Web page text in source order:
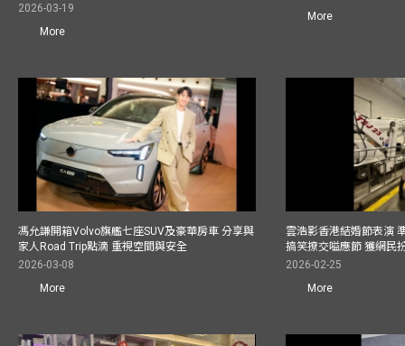
2026-03-19
More
More
馮允謙開箱Volvo旗艦七座SUV及豪華房車 分享與
家人Road Trip點滴 重視空間與安全
2026-03-08
More
雲浩影香港結婚節表演
搞笑撩交嗌應節 獲網民
2026-02-25
More